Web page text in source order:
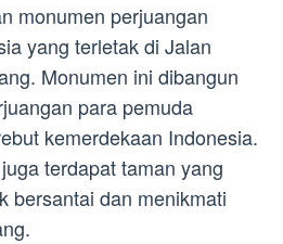
monumen perjuangan
yang terletak di Jalan
Monumen ini dibangun
para pemuda
kemerdekaan Indonesia.
terdapat taman yang
bersantai dan menikmati